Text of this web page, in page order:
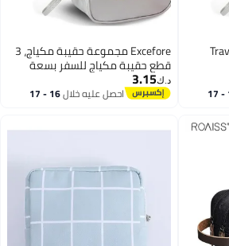
16 - 17
Excefore مجموعة حقيبة مكياج، 3
قطع حقيبة مكياج للسفر بسعة
كبيرة، حقائب مستحضرات تجميل
شفافة ومقاومة للماء، حقائب
د.ك‏3.15
احصل عليه خلال 16 - 17